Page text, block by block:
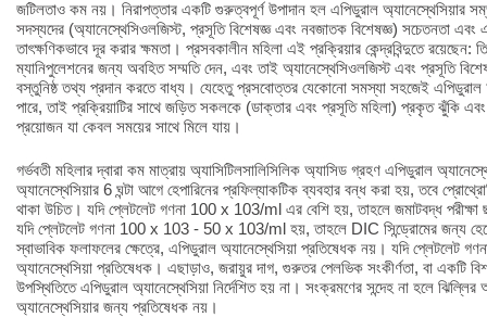
জটিলতাও কম নয়। নিরাপত্তার একটি গুরুত্বপূর্ণ উপাদান হল এপিডুরাল অ্যানেস্থেসিয়ার
সদস্যদের (অ্যানেস্থেসিওলজিস্ট, প্রসূতি বিশেষজ্ঞ এবং নবজাতক বিশেষজ্ঞ) সচেতনতা এবং
তাৎক্ষণিকভাবে দূর করার ক্ষমতা। প্রসবকালীন মহিলা এই প্রক্রিয়ার কেন্দ্রবিন্দুতে
ম্যানিপুলেশনের জন্য অবহিত সম্মতি দেন, এবং তাই অ্যানেস্থেসিওলজিস্ট এবং প্রসূতি
বস্তুনিষ্ঠ তথ্য প্রদান করতে বাধ্য। যেহেতু প্রসবোত্তর যেকোনো সমস্যা সহজেই এপিডুরাল
পারে, তাই প্রক্রিয়াটির সাথে জড়িত সকলকে (ডাক্তার এবং প্রসূতি মহিলা) প্রকৃত ঝুঁকি
প্রয়োজন যা কেবল সময়ের সাথে মিলে যায়।
গর্ভবতী মহিলার দ্বারা কম মাত্রায় অ্যাসিটিলসালিসিলিক অ্যাসিড গ্রহণ এপিডুরাল
অ্যানেস্থেসিয়ার 6 ঘন্টা আগে হেপারিনের প্রফিল্যাকটিক ব্যবহার বন্ধ করা হয়, তবে
থাকা উচিত। যদি প্লেটলেট গণনা 100 x 103/ml এর বেশি হয়, তাহলে জমাটবদ্ধ পরীক্ষা
যদি প্লেটলেট গণনা 100 x 103 - 50 x 103/ml হয়, তাহলে DIC সিন্ড্রোমের জন্য
স্বাভাবিক ফলাফলের ক্ষেত্রে, এপিডুরাল অ্যানেস্থেসিয়া প্রতিষেধক নয়। যদি প্লেটলেট
অ্যানেস্থেসিয়া প্রতিষেধক। এছাড়াও, জরায়ুর দাগ, গুরুতর পেলভিক সংকীর্ণতা, বা একটি
উপস্থিতিতে এপিডুরাল অ্যানেস্থেসিয়া নির্দেশিত হয় না। সংক্রমণের সন্দেহ না হলে
অ্যানেস্থেসিয়ার জন্য প্রতিষেধক নয়।